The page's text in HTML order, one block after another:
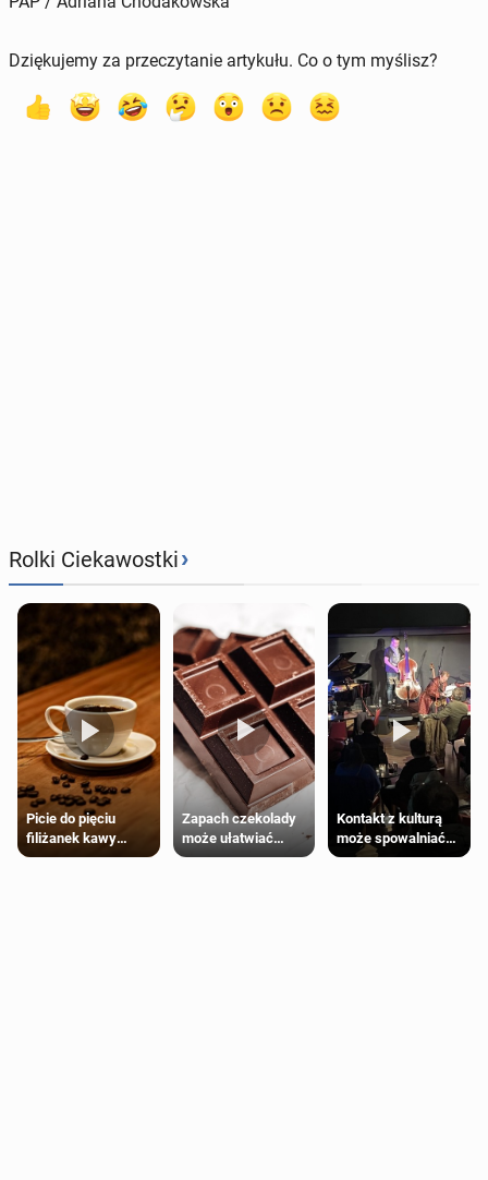
Dziękujemy za przeczytanie artykułu. Co o tym myślisz?
Rolki Ciekawostki›
Picie do pięciu
filiżanek kawy
dziennie jest
Zapach czekolady
może ułatwiać
trening siłowy
Kontakt z kulturą
może spowalniać
starzenie